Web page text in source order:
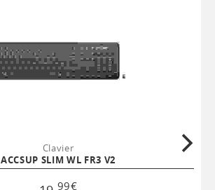
Clavier
ACCSUP SLIM WL FR3 V2
99€